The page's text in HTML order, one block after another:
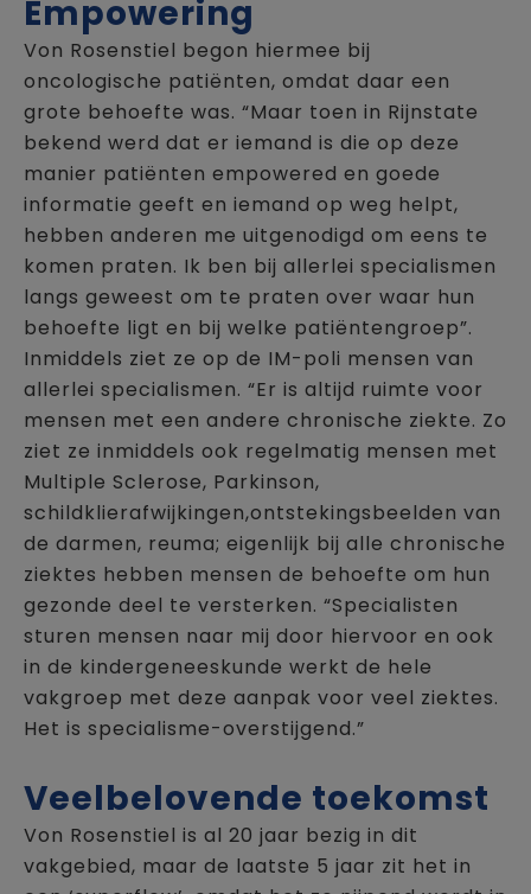
Empowering
Von Rosenstiel begon hiermee bij
oncologische patiënten, omdat daar een
grote behoefte was. “Maar toen in Rijnstate
bekend werd dat er iemand is die op deze
manier patiënten empowered en goede
informatie geeft en iemand op weg helpt,
hebben anderen me uitgenodigd om eens te
komen praten. Ik ben bij allerlei specialismen
langs geweest om te praten over waar hun
behoefte ligt en bij welke patiëntengroep”.
Inmiddels ziet ze op de IM-poli mensen van
allerlei specialismen. “Er is altijd ruimte voor
mensen met een andere chronische ziekte. Zo
ziet ze inmiddels ook regelmatig mensen met
Multiple Sclerose, Parkinson,
schildklierafwijkingen,ontstekingsbeelden van
de darmen, reuma; eigenlijk bij alle chronische
ziektes hebben mensen de behoefte om hun
gezonde deel te versterken. “Specialisten
sturen mensen naar mij door hiervoor en ook
in de kindergeneeskunde werkt de hele
vakgroep met deze aanpak voor veel ziektes.
Het is specialisme-overstijgend.”
Veelbelovende toekomst
Von Rosenstiel is al 20 jaar bezig in dit
vakgebied, maar de laatste 5 jaar zit het in